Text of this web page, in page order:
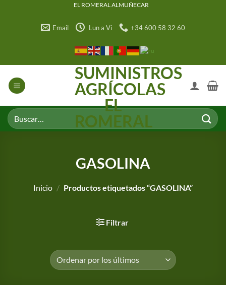
EL ROMERAL ALMUÑECAR
Email Lun a Vi +34 600 58 32 60
SUMINISTROS
AGRÍCOLAS
EL
ROMERAL
Buscar
por:
GASOLINA
Inicio / Productos etiquetados “GASOLINA”
Filtrar